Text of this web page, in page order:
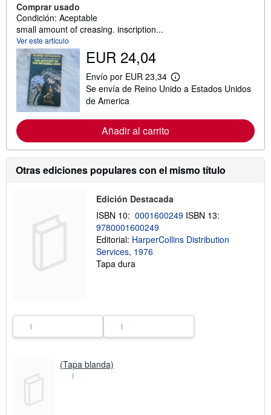
Comprar usado
Condición: Aceptable
small amount of creasing. inscription...
Ver este artículo
EUR 24,04
Envío por EUR 23,34
M
á
r
m
c
o
r
e
f
s
Se envía de Reino Unido a Estados Unidos
de America
Añadir al carrito
Otras ediciones populares con el mismo título
Edición Destacada
ISBN 10: 0001600249 ISBN 13:
9780001600249
Editorial: HarperCollins Distribution
Services, 1976
Tapa dura
(Tapa blanda)